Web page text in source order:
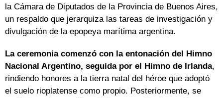
la Cámara de Diputados de la Provincia de Buenos Aires,
un respaldo que jerarquiza las tareas de investigación y
divulgación de la epopeya marítima argentina.
La ceremonia comenzó con la entonación del Himno
Nacional Argentino, seguida por el Himno de Irlanda,
rindiendo honores a la tierra natal del héroe que adoptó
el suelo rioplatense como propio. Posteriormente, se